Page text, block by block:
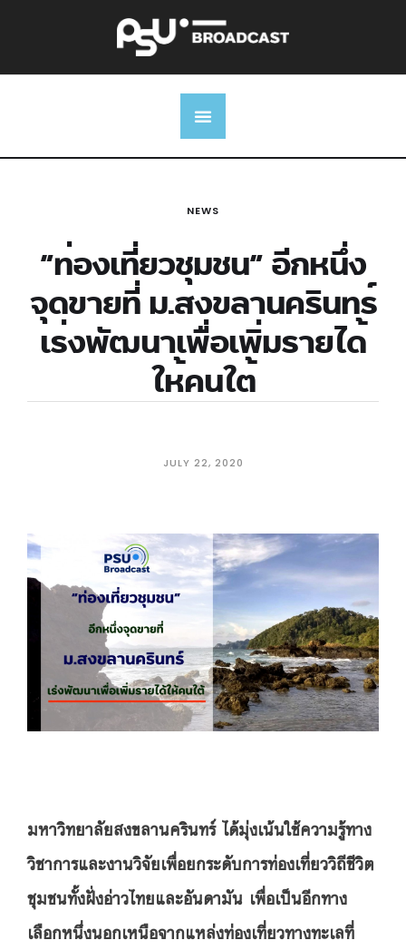
NEWS
“ท่องเที่ยวชุมชน” อีกหนึ่ง
จุดขายที่ ม.สงขลานครินทร์
เร่งพัฒนาเพื่อเพิ่มรายได้
ให้คนใต้
JULY 22, 2020
มหาวิทยาลัยสงขลานครินทร์ ได้มุ่งเน้นใช้ความรู้ทาง
วิชาการและงานวิจัยเพื่อยกระดับการท่องเที่ยววิถีชีวิต
ชุมชนทั้งฝั่งอ่าวไทยและอันดามัน เพื่อเป็นอีกทาง
เลือกหนึ่งนอกเหนือจากแหล่งท่องเที่ยวทางทะเลที่